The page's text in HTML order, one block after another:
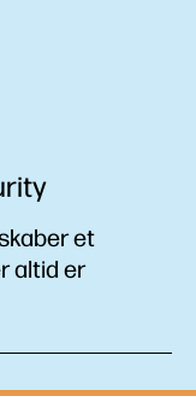
et
altid er